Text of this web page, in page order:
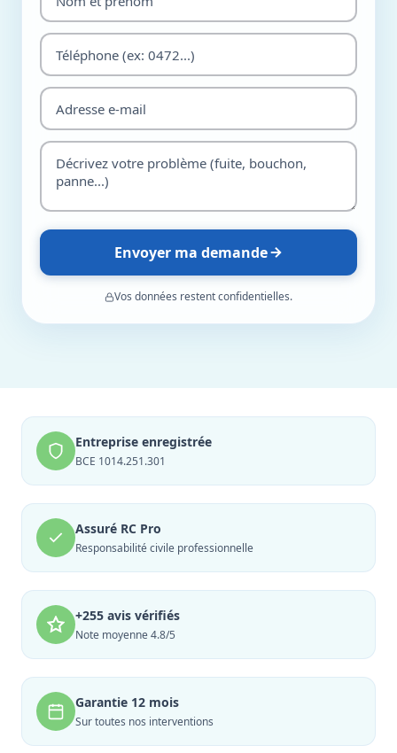
Envoyer ma demande
Vos données restent confidentielles.
Entreprise enregistrée
BCE 1014.251.301
Assuré RC Pro
Responsabilité civile professionnelle
+255 avis vérifiés
Note moyenne 4.8/5
Garantie 12 mois
Sur toutes nos interventions